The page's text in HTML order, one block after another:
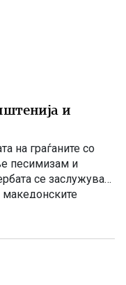
и
на граѓаните со
песимизам и
се заслужува
македонските
седумгодишното
Но, граѓаните